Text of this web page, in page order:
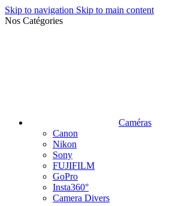
Skip to navigation Skip to main content
Nos Catégories
Caméras
Canon
Nikon
Sony
FUJIFILM
GoPro
Insta360°
Camera Divers